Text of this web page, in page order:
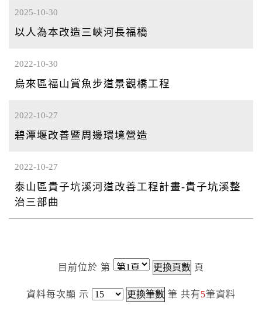
2025-10-30
以人為本改造三峽河長福橋
2022-10-30
烏來區福山賞魚步道景觀橋工程
2022-10-27
碧潭堰改善暨周邊環境營造
2022-10-27
泰山區貴子坑溪河道改善工程計畫-貴子坑溪整
治三部曲
目前位於 第 頁
資料每次顯 示 筆 共有5筆資料